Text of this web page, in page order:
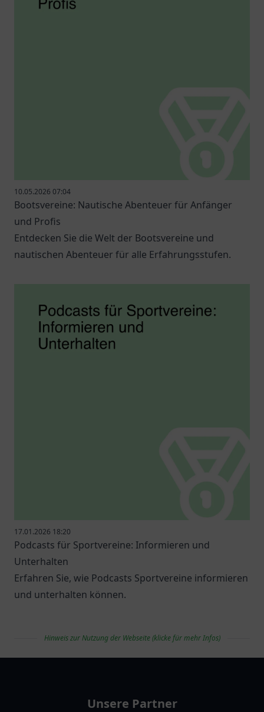
10.05.2026 07:04
Bootsvereine: Nautische Abenteuer für Anfänger
und Profis
Entdecken Sie die Welt der Bootsvereine und
nautischen Abenteuer für alle Erfahrungsstufen.
17.01.2026 18:20
Podcasts für Sportvereine: Informieren und
Unterhalten
Erfahren Sie, wie Podcasts Sportvereine informieren
und unterhalten können.
Hinweis zur Nutzung der Webseite (klicke für mehr Infos)
Unsere Partner